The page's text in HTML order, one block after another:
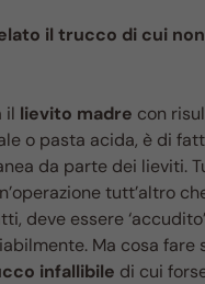
il trucco di cui
il lievito madre con
o pasta acida, è di
da parte dei lieviti.
tutt’altro
deve essere
Ma cosa fare
infallibile di cui